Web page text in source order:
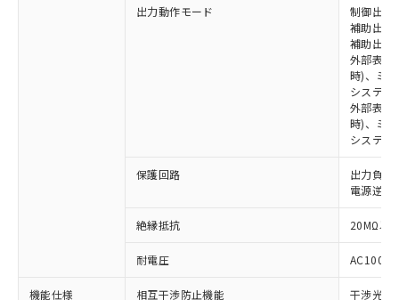
出力動作モード
制御出力
補助出力
補助出力
外部表示
時)、ミ
システム
外部表示
時)、ミ
システム
保護回路
出力負荷
電源逆接
絶縁抵抗 20MΩ以
耐電圧
機能仕様 相互干渉防止機能 干渉光回
本サービスは、当社制御機器事業取扱
本サービスの対象外となる商品もある
非含有に対応した製品が提供可能な商品で
非含有の対応状況を調査中または確認中の
非該当品：ライセンス料など無形物で、有
害物質有無と関係のない商品です。
仕入先様の事情により、非含有部品として
むを得ず変更することがあります。
※1 中国RoHS○×表
基準値以下であることを示します。
基準値を超えていることを示します。
「－」：未確認です。当社販売部門へお問
為替および外国貿易法に定める商品